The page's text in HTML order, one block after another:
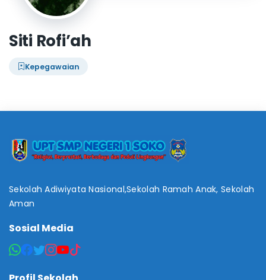
Siti Rofi’ah
Kepegawaian
Sekolah Adiwiyata Nasional,Sekolah Ramah Anak, Sekolah
Aman
Sosial Media